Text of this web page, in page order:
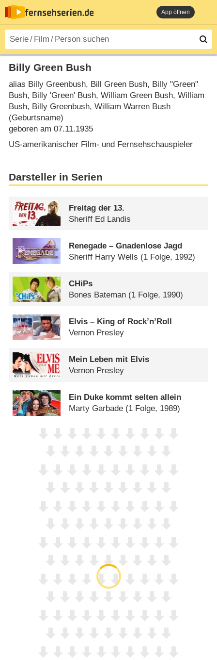
App öffnen
Billy Green Bush
alias Billy Greenbush, Bill Green Bush, Billy "Green"
Bush, Billy 'Green' Bush, William Green Bush, William
Bush, Billy Greenbush, William Warren Bush
(Geburtsname)
geboren am 07.11.1935
US-amerikanischer Film- und Fernsehschauspieler
Darsteller in Serien
Freitag der 13.
Sheriff Ed Landis
Renegade – Gnadenlose Jagd
Sheriff Harry Wells (1 Folge, 1992)
CHiPs
Bones Bateman (1 Folge, 1990)
Elvis – King of Rock’n’Roll
Vernon Presley
Mein Leben mit Elvis
Vernon Presley
Ein Duke kommt selten allein
Marty Garbade (1 Folge, 1989)